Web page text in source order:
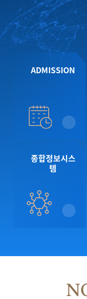
ADMISSION
종합정보시스
템